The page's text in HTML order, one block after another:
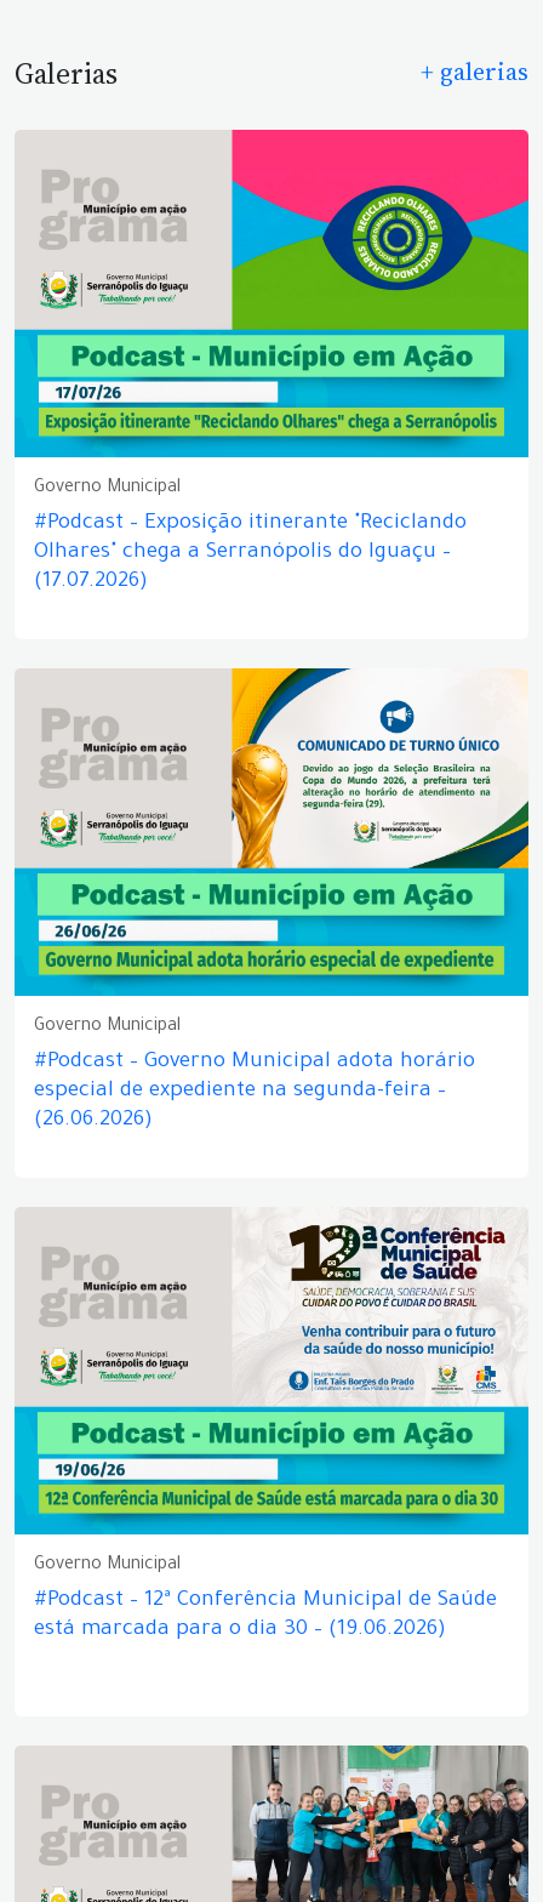
Galerias + galerias
Governo Municipal
#Podcast – Exposição itinerante "Reciclando
Olhares" chega a Serranópolis do Iguaçu –
(17.07.2026)
Governo Municipal
#Podcast – Governo Municipal adota horário
especial de expediente na segunda-feira –
(26.06.2026)
Governo Municipal
#Podcast – 12ª Conferência Municipal de Saúde
está marcada para o dia 30 – (19.06.2026)